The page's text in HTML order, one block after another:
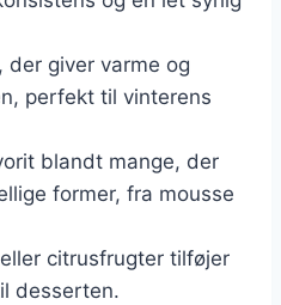
der giver varme og
perfekt til vinterens
blandt mange, der
former, fra mousse
citrusfrugter tilføjer
desserten.